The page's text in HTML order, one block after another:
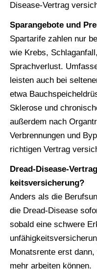
Disease-Vertrag
Sparangebote und
Spartarife zahlen nur
wie Krebs,
Sprachverlust.
leisten auch bei
etwa
Sklerose und
außerdem nach
Verbrennungen und
richtigen Vertrag
Dread-Disease-
keitsversicherung?
Anders als die
die Dread-Disease
sobald eine schwere
Monatsrente erst
mehr arbeiten können.